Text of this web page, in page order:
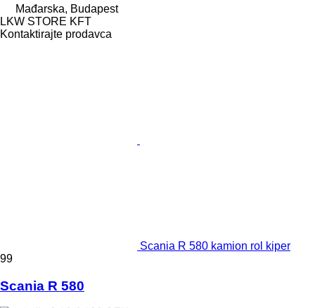
Mađarska, Budapest
LKW STORE KFT
Kontaktirajte prodavca
Scania R 580 kamion rol kiper
99
Scania R 580